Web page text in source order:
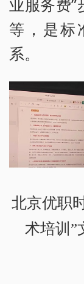
业服务费
等，是标
系。
北京优职
术培训”